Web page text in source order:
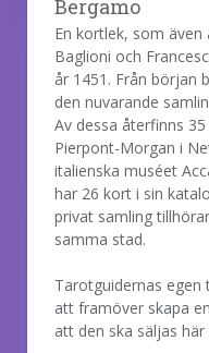
Bergamo
En kortlek, som
Baglioni och
år 1451. Från början
den nuvarande
Av dessa återfinns
Pierpont-Morgan i
italienska muséet
har 26 kort i sin
privat samling
samma stad.
Tarotguidernas egen
att framöver skapa
att den ska säljas